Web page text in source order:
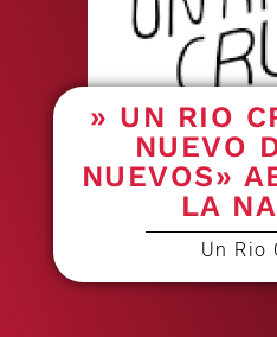
» UN RIO
NUEVO
NUEVOS»
LA
Un Rio